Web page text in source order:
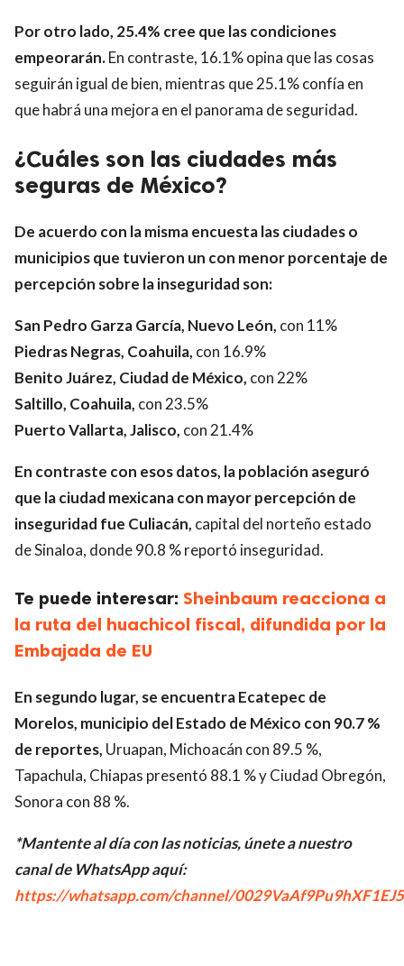
Por otro lado, 25.4% cree que las condiciones
empeorarán.En contraste, 16.1% opina que las cosas
seguirán igual de bien, mientras que 25.1% confía en
que habrá una mejora en el panorama de seguridad.
¿Cuáles son las ciudades más
seguras de México?
De acuerdo con la misma encuesta las ciudades o
municipios que tuvieron un con menor porcentaje de
percepción sobre la inseguridad son:
San Pedro Garza García, Nuevo León, con 11%
Piedras Negras, Coahuila, con 16.9%
Benito Juárez, Ciudad de México, con 22%
Saltillo, Coahuila, con 23.5%
Puerto Vallarta, Jalisco, con 21.4%
En contraste con esos datos, la población aseguró
que la ciudad mexicana con mayor percepción de
inseguridad fue Culiacán, capital del norteño estado
de Sinaloa, donde 90.8 % reportó inseguridad.
Te puede interesar: Sheinbaum reacciona a
la ruta del huachicol fiscal, difundida por la
Embajada de EU
En segundo lugar, se encuentra Ecatepec de
Morelos, municipio del Estado de México con 90.7 %
de reportes, Uruapan, Michoacán con 89.5 %,
Tapachula, Chiapas presentó 88.1 % y Ciudad Obregón,
Sonora con 88 %.
*Mantente al día con las noticias, únete a nuestro
canal de WhatsApp aquí:
https://whatsapp.com/channel/